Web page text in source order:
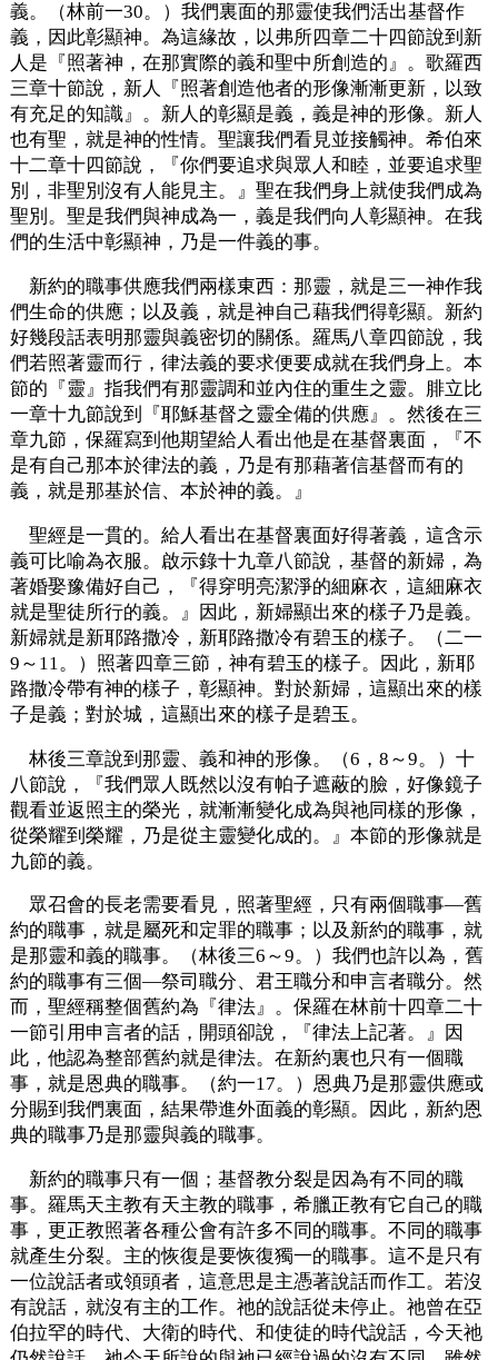
義。（林前一30。）我們裏面的那靈使我們活出基督作
義，因此彰顯神。為這緣故，以弗所四章二十四節說到新
人是『照著神，在那實際的義和聖中所創造的』。歌羅西
三章十節說，新人『照著創造他者的形像漸漸更新，以致
有充足的知識』。新人的彰顯是義，義是神的形像。新人
也有聖，就是神的性情。聖讓我們看見並接觸神。希伯來
十二章十四節說，『你們要追求與眾人和睦，並要追求聖
別，非聖別沒有人能見主。』聖在我們身上就使我們成為
聖別。聖是我們與神成為一，義是我們向人彰顯神。在我
們的生活中彰顯神，乃是一件義的事。
新約的職事供應我們兩樣東西：那靈，就是三一神作我
們生命的供應；以及義，就是神自己藉我們得彰顯。新約
好幾段話表明那靈與義密切的關係。羅馬八章四節說，我
們若照著靈而行，律法義的要求便要成就在我們身上。本
節的『靈』指我們有那靈調和並內住的重生之靈。腓立比
一章十九節說到『耶穌基督之靈全備的供應』。然後在三
章九節，保羅寫到他期望給人看出他是在基督裏面，『不
是有自己那本於律法的義，乃是有那藉著信基督而有的
義，就是那基於信、本於神的義。』
聖經是一貫的。給人看出在基督裏面好得著義，這含示
義可比喻為衣服。啟示錄十九章八節說，基督的新婦，為
著婚娶豫備好自己，『得穿明亮潔淨的細麻衣，這細麻衣
就是聖徒所行的義。』因此，新婦顯出來的樣子乃是義。
新婦就是新耶路撒冷，新耶路撒冷有碧玉的樣子。（二一
9～11。）照著四章三節，神有碧玉的樣子。因此，新耶
路撒冷帶有神的樣子，彰顯神。對於新婦，這顯出來的樣
子是義；對於城，這顯出來的樣子是碧玉。
林後三章說到那靈、義和神的形像。（6，8～9。）十
八節說，『我們眾人既然以沒有帕子遮蔽的臉，好像鏡子
觀看並返照主的榮光，就漸漸變化成為與祂同樣的形像，
從榮耀到榮耀，乃是從主靈變化成的。』本節的形像就是
九節的義。
眾召會的長老需要看見，照著聖經，只有兩個職事—舊
約的職事，就是屬死和定罪的職事；以及新約的職事，就
是那靈和義的職事。（林後三6～9。）我們也許以為，舊
約的職事有三個—祭司職分、君王職分和申言者職分。然
而，聖經稱整個舊約為『律法』。保羅在林前十四章二十
一節引用申言者的話，開頭卻說，『律法上記著。』因
此，他認為整部舊約就是律法。在新約裏也只有一個職
事，就是恩典的職事。（約一17。）恩典乃是那靈供應或
分賜到我們裏面，結果帶進外面義的彰顯。因此，新約恩
典的職事乃是那靈與義的職事。
新約的職事只有一個；基督教分裂是因為有不同的職
事。羅馬天主教有天主教的職事，希臘正教有它自己的職
事，更正教照著各種公會有許多不同的職事。不同的職事
就產生分裂。主的恢復是要恢復獨一的職事。這不是只有
一位說話者或領頭者，這意思是主憑著說話而作工。若沒
有說話，就沒有主的工作。祂的說話從未停止。祂曾在亞
伯拉罕的時代、大衛的時代、和使徒的時代說話，今天祂